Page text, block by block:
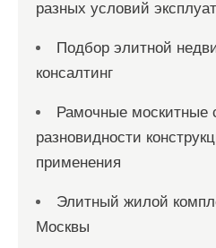
разных условий
Подбор элитной
консалтинг
Рамочные москитные
разновидности
применения
Элитный жилой
Москвы